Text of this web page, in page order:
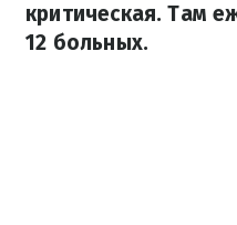
критическая. Там
12 больных.